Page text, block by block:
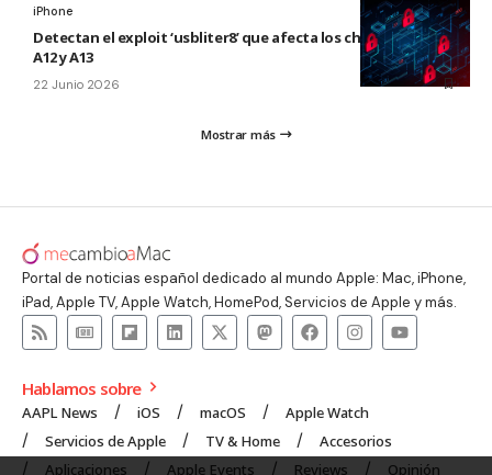
iPhone
Detectan el exploit ‘usbliter8’ que afecta los chips de Apple
A12 y A13
22 Junio 2026
Mostrar más
Portal de noticias español dedicado al mundo Apple: Mac, iPhone,
iPad, Apple TV, Apple Watch, HomePod, Servicios de Apple y más.
Hablamos sobre
AAPL News iOS macOS
Apple Watch
Servicios de Apple
TV & Home
Accesorios
Aplicaciones
Apple Events Reviews Opinión